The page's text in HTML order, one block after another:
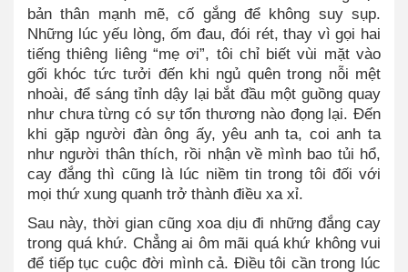
bản thân mạnh mẽ, cố gắng để không suy sụp.
Những lúc yếu lòng, ốm đau, đói rét, thay vì gọi hai
tiếng thiêng liêng “mẹ ơi”, tôi chỉ biết vùi mặt vào
gối khóc tức tưởi đến khi ngủ quên trong nỗi mệt
nhoài, để sáng tỉnh dậy lại bắt đầu một guồng quay
như chưa từng có sự tổn thương nào đọng lại. Đến
khi gặp người đàn ông ấy, yêu anh ta, coi anh ta
như người thân thích, rồi nhận về mình bao tủi hổ,
cay đắng thì cũng là lúc niềm tin trong tôi đối với
mọi thứ xung quanh trở thành điều xa xỉ.
Sau này, thời gian cũng xoa dịu đi những đắng cay
trong quá khứ. Chẳng ai ôm mãi quá khứ không vui
để tiếp tục cuộc đời mình cả. Điều tôi cần trong lúc